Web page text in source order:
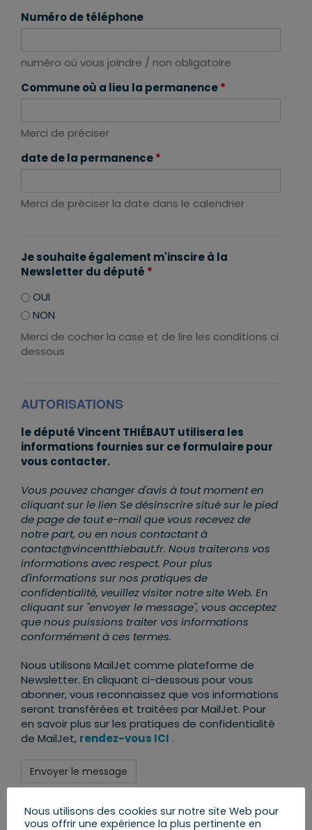
Numéro de téléphone
numéro où vous joindre / non obligatoire
Commune où a lieu la permanence*
Merci de préciser
date de la permanence*
Merci de préciser la date dans le calendrier
Je souhaite également m'inscire à la
Newsletter du député *
OUI
NON
Merci de cocher la case et de lire les conditions ci
dessous
AUTORISATIONS
le député Vincent THIÉBAUT utilisera les
informations fournies sur ce formulaire pour
vous contacter.
Vous pouvez changer d'avis à tout moment en
cliquant sur le lien Se désinscrire situé sur le pied
de page de tout e-mail que vous recevez de
notre part, ou en nous contactant à
contact@vincentthiebaut.fr. Nous traiterons vos
informations avec respect. Pour plus
d'informations sur nos pratiques de
confidentialité, veuillez visiter notre site Web. En
cliquant sur "envoyer le message", vous acceptez
que nous puissions traiter vos informations
conformément à ces termes.
Nous utilisons MailJet comme plateforme de
Newsletter. En cliquant ci-dessous pour vous
abonner, vous reconnaissez que vos informations
seront transférées et traitées par MailJet. Pour
en savoir plus sur les pratiques de confidentialité
de MailJet, rendez-vous ICI .
Nous utilisons des cookies sur notre site Web pour
vous offrir une expérience la plus pertinente en